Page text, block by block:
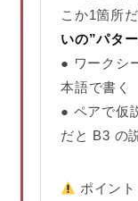
こか1箇所
いの”パタ
● ワークシ
本語で書く
● ペアで仮
だと B3 の
ポイン